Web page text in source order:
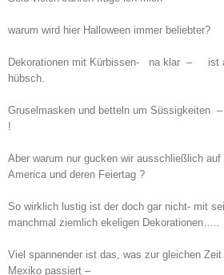
warum wird hier Halloween immer beliebter?
Dekorationen mit Kürbissen- na klar – ist
hübsch.
Gruselmasken und betteln um Süssigkeiten
!
Aber warum nur gucken wir ausschließlich auf
America und deren Feiertag ?
So wirklich lustig ist der doch gar nicht- mit
manchmal ziemlich ekeligen Dekorationen…..
Viel spannender ist das, was zur gleichen Zeit
Mexiko passiert –